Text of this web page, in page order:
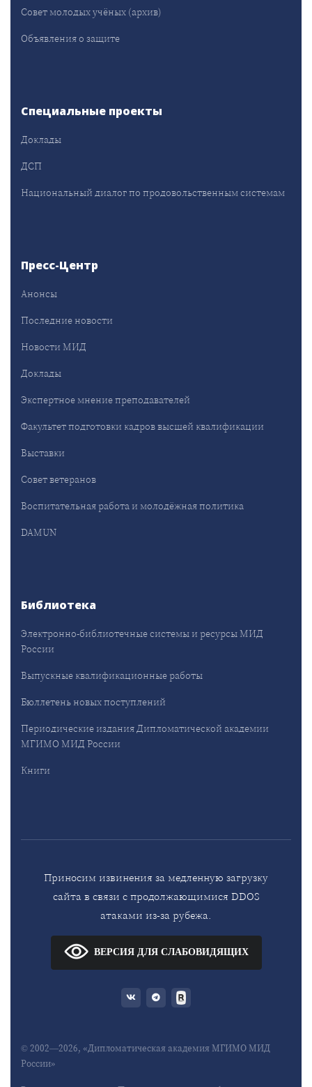
Совет молодых учёных (архив)
Объявления о защите
Специальные проекты
Доклады
ДСП
Национальный диалог по продовольственным системам
Пресс-Центр
Анонсы
Последние новости
Новости МИД
Доклады
Экспертное мнение преподавателей
Факультет подготовки кадров высшей квалификации
Выставки
Совет ветеранов
Воспитательная работа и молодёжная политика
DAMUN
Библиотека
Электронно-библиотечные системы и ресурсы МИД
России
Выпускные квалификационные работы
Бюллетень новых поступлений
Периодические издания Дипломатической академии
МГИМО МИД России
Книги
Приносим извинения за медленную загрузку
сайта в связи с продолжающимися DDOS
атаками из-за рубежа.
ВЕРСИЯ ДЛЯ СЛАБОВИДЯЩИХ
© 2002—2026, «Дипломатическая академия МГИМО МИД
России»